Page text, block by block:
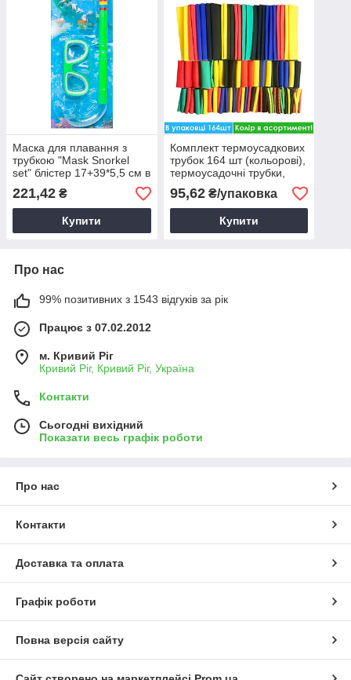
Маска для плавання з
трубкою "Mask Snorkel
set" блістер 17+39*5,5 см в
асорт., Набор для
плавания
221,42 ₴
Купити
Комплект термоусадкових
трубок 164 шт (кольорові),
термоусадочні трубки,
термоусадочні трубки
набір
95,62₴/упаковка
Купити
Про нас
99% позитивних з 1543 відгуків за рік
Працює з 07.02.2012
м. Кривий Ріг
Кривий Ріг, Кривий Ріг, Україна
Контакти
Сьогодні вихідний
Показати весь графік роботи
Про нас
Контакти
Доставка та оплата
Графік роботи
Повна версія сайту